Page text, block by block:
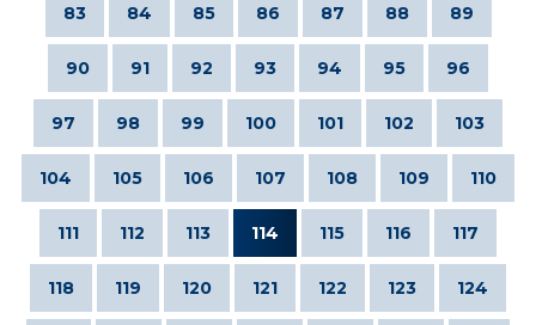
83 84 85 86 87 88 89
90 91 92 93 94 95 96
97 98 99 100 101 102 103
104 105 106 107 108 109 110
111 112 113 114 115 116 117
118 119 120 121 122 123 124